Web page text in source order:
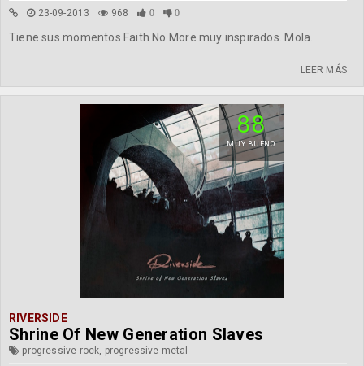
23-09-2013 968 0 0
Tiene sus momentos Faith No More muy inspirados. Mola.
LEER MÁS
88
MUY BUENO
RIVERSIDE
Shrine Of New Generation Slaves
progressive rock, progressive metal